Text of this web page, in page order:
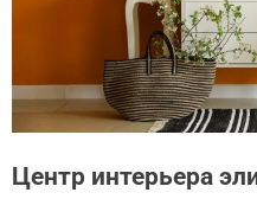
Центр интерьера